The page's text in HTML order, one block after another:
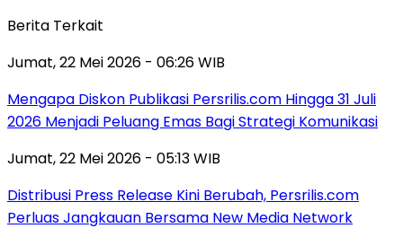
Berita Terkait
Jumat, 22 Mei 2026 - 06:26 WIB
Mengapa Diskon Publikasi Persrilis.com Hingga 31 Juli
2026 Menjadi Peluang Emas Bagi Strategi Komunikasi
Jumat, 22 Mei 2026 - 05:13 WIB
Distribusi Press Release Kini Berubah, Persrilis.com
Perluas Jangkauan Bersama New Media Network